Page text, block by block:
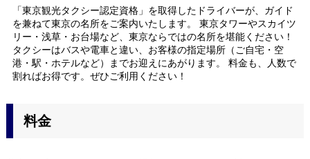
「東京観光タクシー認定資格」を取得したドライバーが、ガイド
を兼ねて東京の名所をご案内いたします。 東京タワーやスカイツ
リー・浅草・お台場など、東京ならではの名所を堪能ください！
タクシーはバスや電車と違い、お客様の指定場所（ご自宅・空
港・駅・ホテルなど）までお迎えにあがります。 料金も、人数で
割ればお得です。ぜひご利用ください！
料金